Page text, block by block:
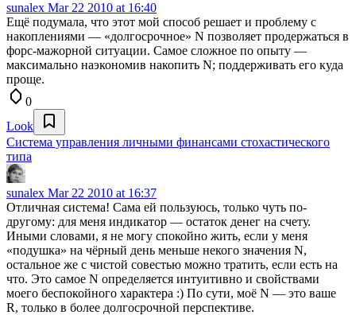
sunalex Mar 22 2010 at 16:40
Ещё подумала, что этот мой способ решает и проблему с
накоплениями — «долгосрочное» N позволяет продержаться в
форс-мажорной ситуации. Самое сложное по опыту —
максимально наэкономив накопить N; поддерживать его куда
проще.
0
Look
Система управления личными финансами стохастического
типа
sunalex Mar 22 2010 at 16:37
Отличная система! Сама ей пользуюсь, только чуть по-
другому: для меня индикатор — остаток денег на счету.
Иными словами, я не могу спокойно жить, если у меня
«подушка» на чёрный день меньше некого значения N,
остальное же с чистой совестью можно тратить, если есть на
что. Это самое N определяется интуитивно и свойствами
моего беспокойного характера :) По сути, моё N — это ваше
R, только в более долгосрочной перспективе.